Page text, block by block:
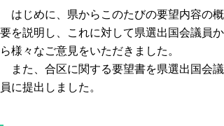
はじめに、県からこのたびの要望内容の概
要を説明し、これに対して県選出国会議員か
ら様々なご意見をいただきました。
また、合区に関する要望書を県選出国会議
員に提出しました。